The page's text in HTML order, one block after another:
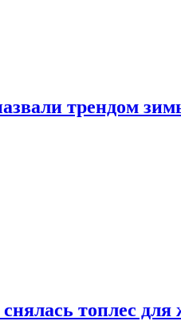
трендом
топлес для